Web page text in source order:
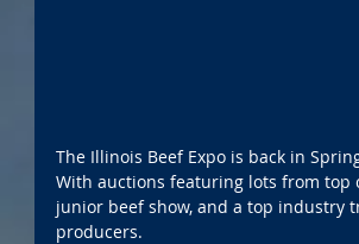
The Illinois Beef Expo is back in
With auctions featuring lots from
junior beef show, and a top industry
producers.